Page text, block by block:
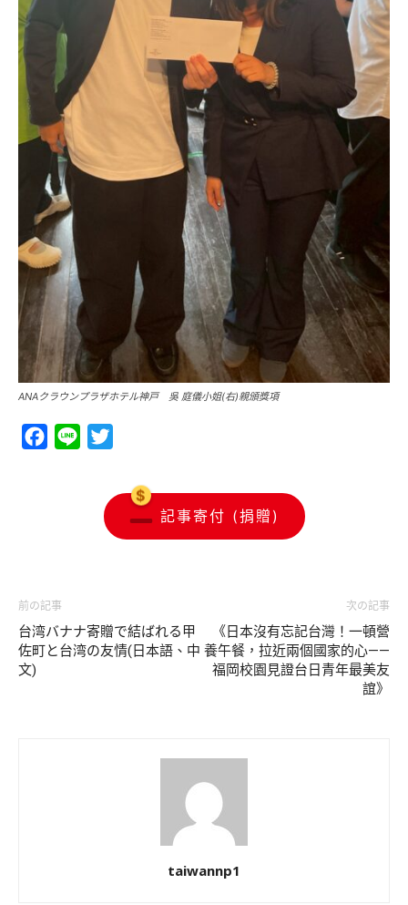
ANAクラウンプラザホテル神戸 吳 庭儀小姐(右)親頒獎項
Facebook
Line
記事寄付 (捐贈)
前の記事
台湾バナナ寄贈で結ばれる甲
佐町と台湾の友情(日本語、中
文)
次の記事
《日本沒有忘記台灣！一頓營
養午餐，拉近兩個國家的心——
福岡校園見證台日青年最美友
誼》
taiwannp1